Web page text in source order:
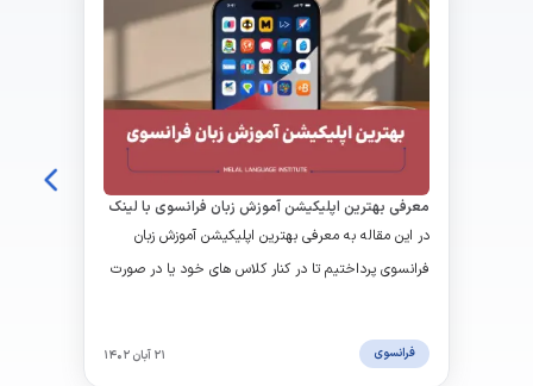
معرفی بهترین اپلیکیشن آموزش زبان فرانسوی با لینک
دانلود
در این مقاله به معرفی بهترین اپلیکیشن آموزش زبان
فرانسوی پرداختیم تا در کنار کلاس های خود یا در صورت
برنامه ها استفاده کنید.
فرانسوی ۲۱ آبان ۱۴۰۲